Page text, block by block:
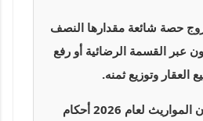
حصة شائعة مقدارها النصف
عبر القسمة الرضائية أو رفع
العقار وتوزيع ثمنه.
❓ 15- هل يطبق قانون المواريث لعام 2026 أحكام